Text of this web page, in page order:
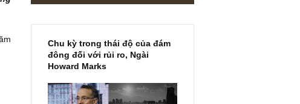
tốn, vừa chí lí
Anh sẽ không